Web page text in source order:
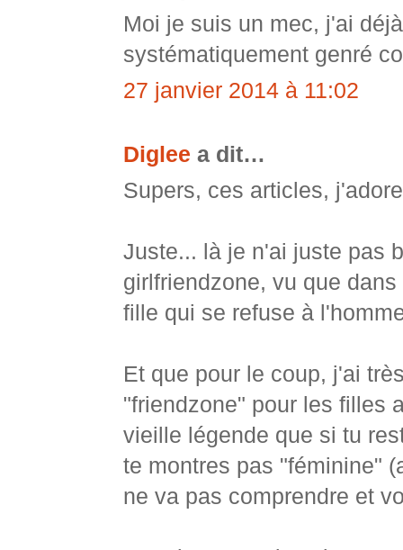
Moi je suis un mec, j'ai
systématiquement genré
27 janvier 2014 à 11:02
Diglee a dit…
Supers, ces articles,
Juste... là je n'ai juste pas
girlfriendzone, vu que
fille qui se refuse à
Et que pour le coup, j'ai
"friendzone" pour les filles
vieille légende que si tu
te montres pas "féminine"
ne va pas comprendre et